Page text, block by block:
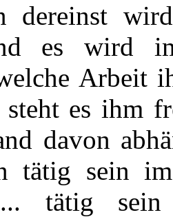
dereinst
es wird
Arbeit
es ihm
davon
tätig sein
tätig sein